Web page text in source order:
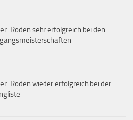
Roden sehr erfolgreich bei den
Roden wieder erfolgreich bei der